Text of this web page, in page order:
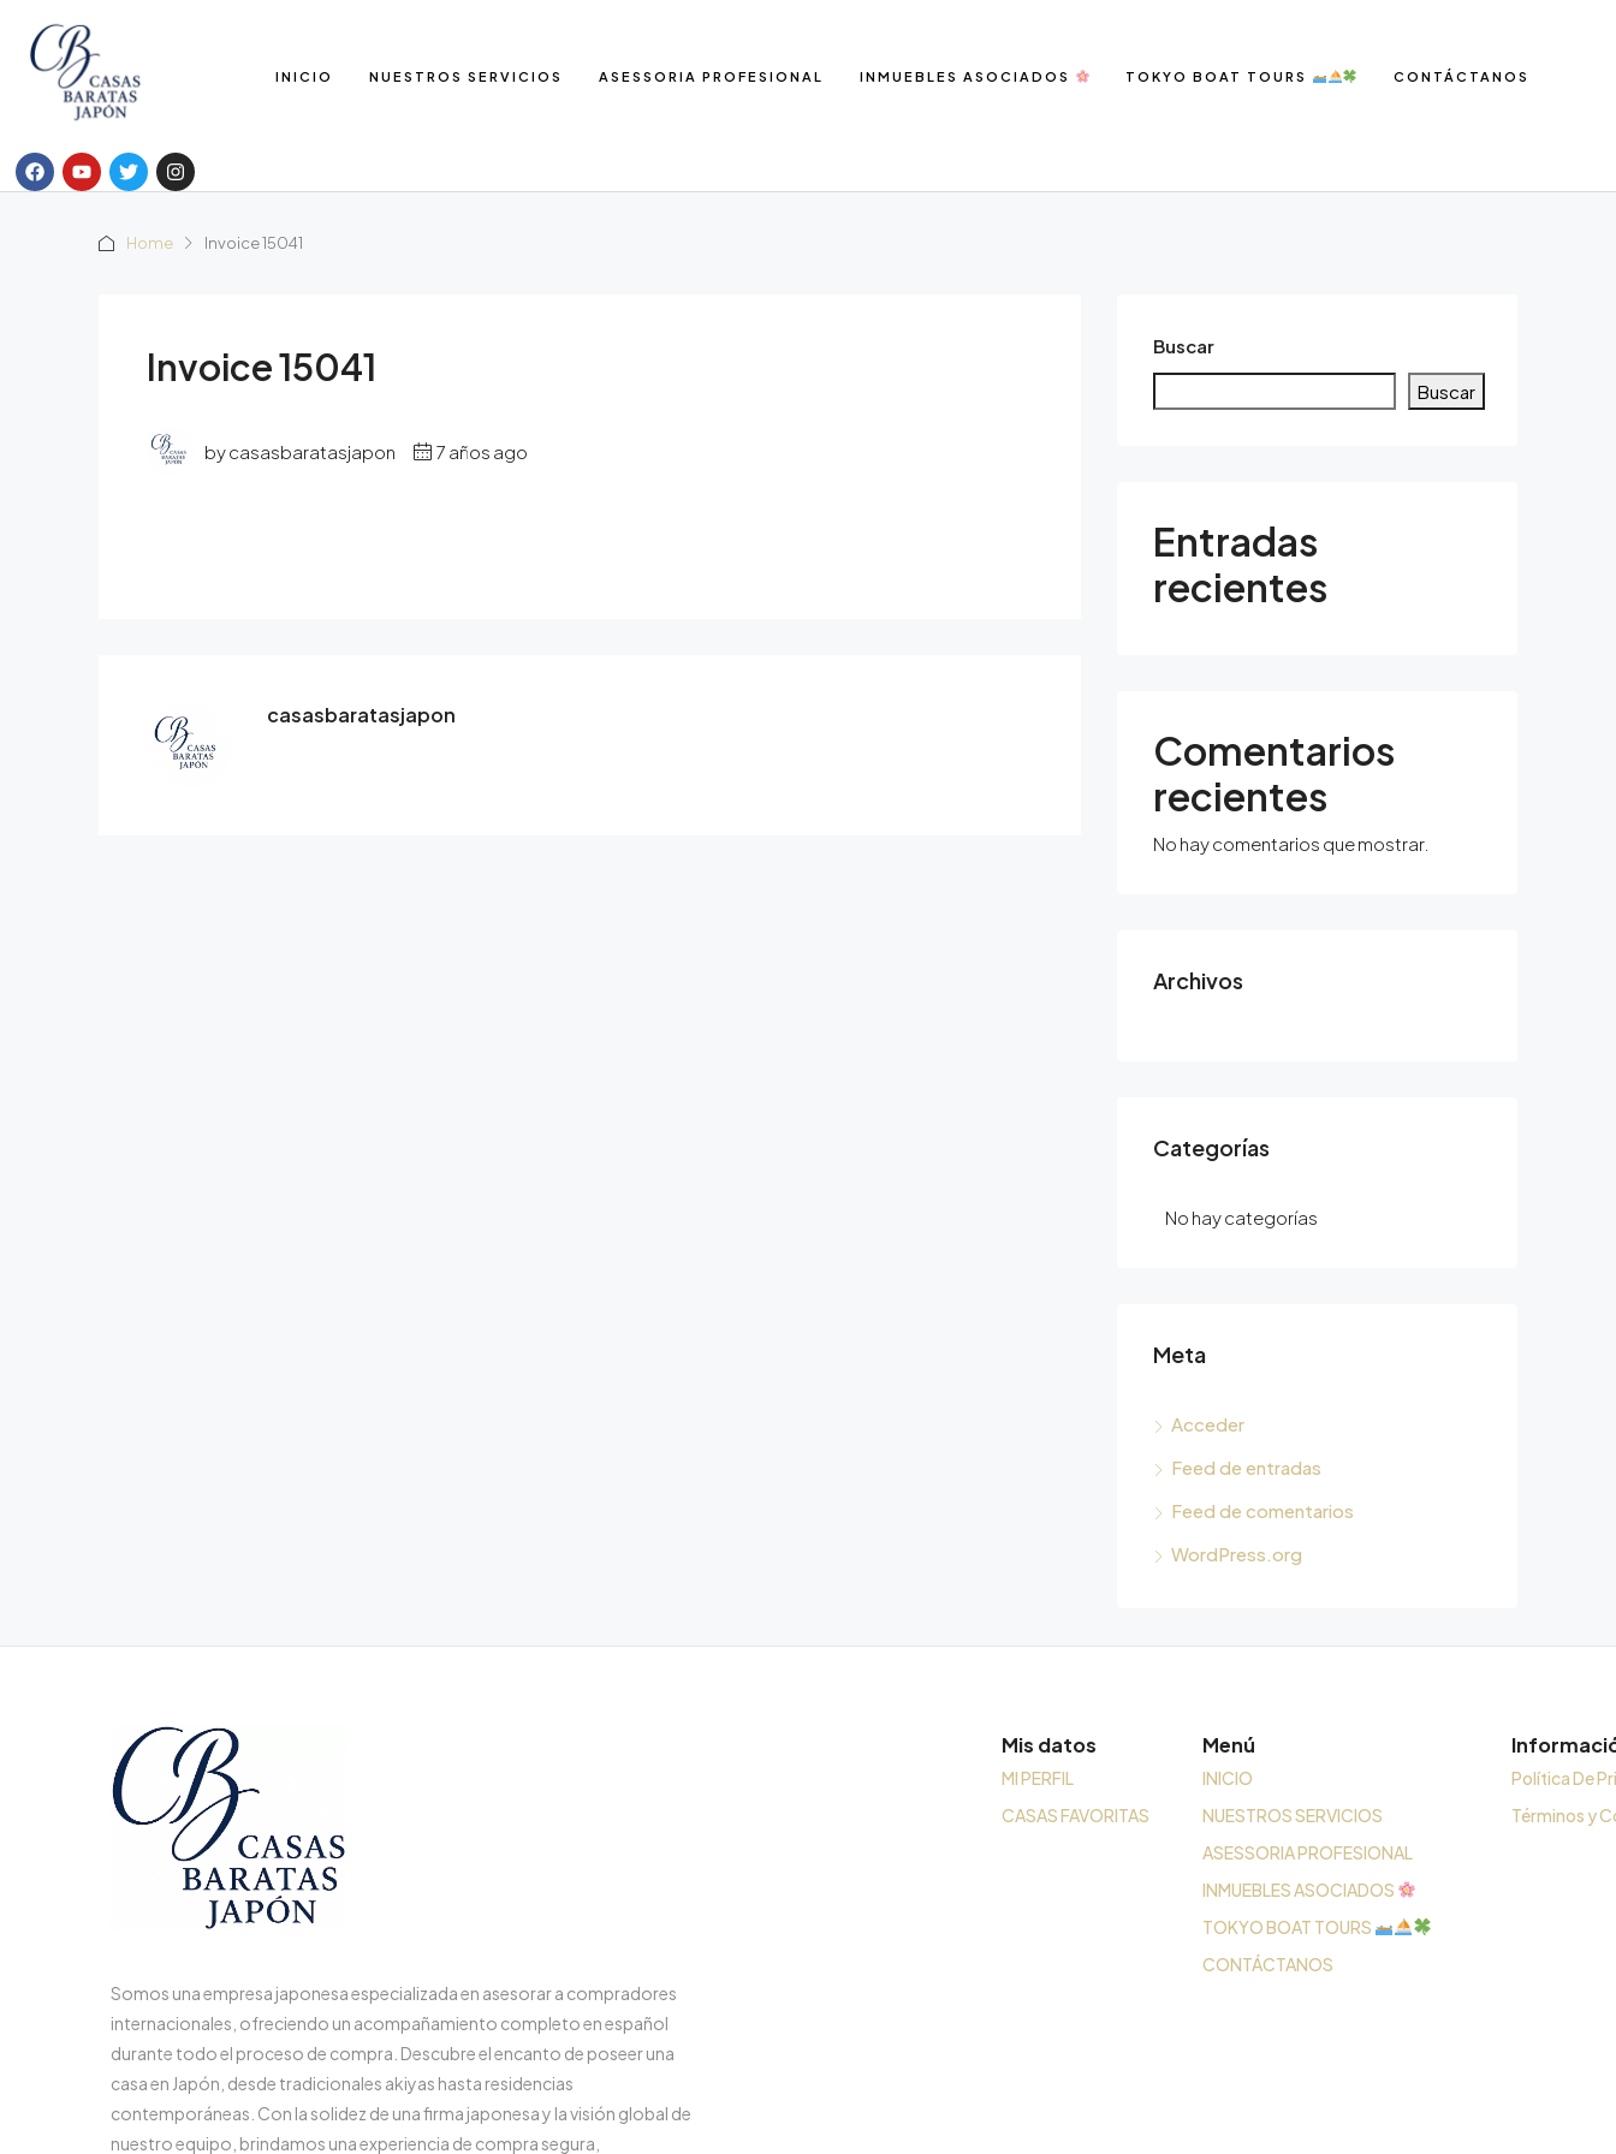
INICIO NUESTROS SERVICIOS ASESSORIA PROFESIONAL INMUEBLES ASOCIADOS TOKYO BOAT TOURS CONTÁCTANOS
Home Invoice 15041
Invoice 15041
by casasbaratasjapon 7 años ago
casasbaratasjapon
Buscar
Buscar
Entradas
recientes
Comentarios
recientes
No hay comentarios que mostrar.
Archivos
Categorías
No hay categorías
Meta
Acceder
Feed de entradas
Feed de comentarios
WordPress.org
Somos una empresa japonesa especializada en asesorar a compradores
internacionales, ofreciendo un acompañamiento completo en español
durante todo el proceso de compra. Descubre el encanto de poseer una
casa en Japón, desde tradicionales akiyas hasta residencias
contemporáneas. Con la solidez de una firma japonesa y la visión global de
nuestro equipo, brindamos una experiencia de compra segura,
Mis datos
MI PERFIL
CASAS FAVORITAS
Menú
INICIO
NUESTROS SERVICIOS
ASESSORIA PROFESIONAL
INMUEBLES ASOCIADOS
TOKYO BOAT TOURS
CONTÁCTANOS
Política De
Términos y